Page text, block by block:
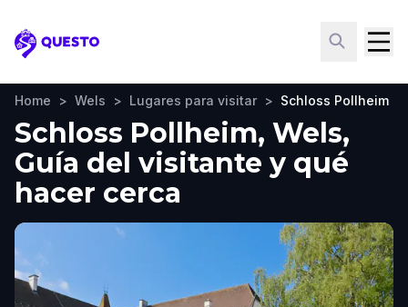
Questo
Home > Wels > Lugares para visitar > Schloss Pollheim
Schloss Pollheim, Wels,
Guía del visitante y qué
hacer cerca